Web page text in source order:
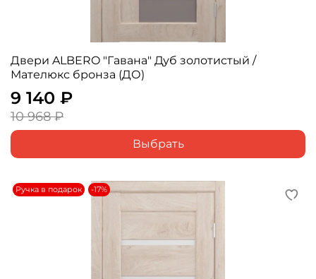
Двери ALBERO "Гавана" Дуб золотистый /
Мателюкс бронза (ДО)
9 140 ₽
10 968 ₽
Выбрать
Ручка в подарок -17%